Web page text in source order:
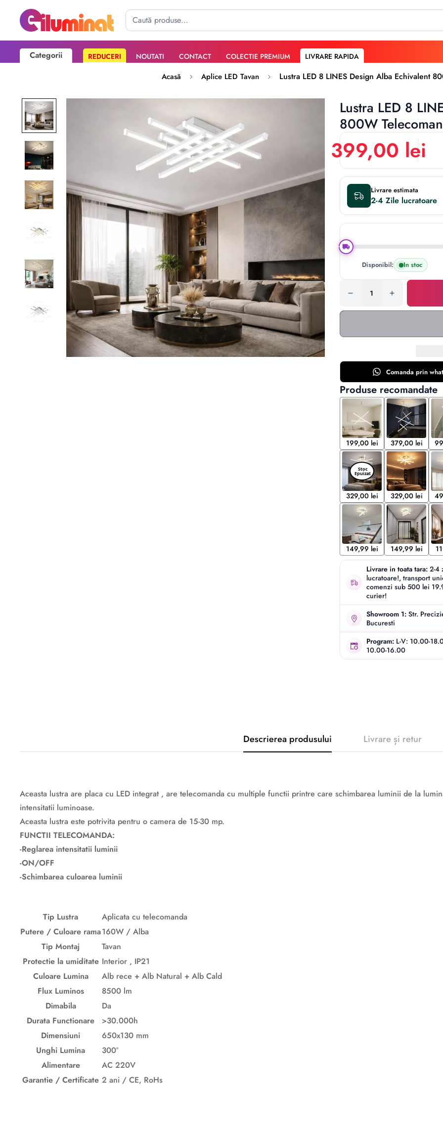
Categorii REDUCERI NOUTATI CONTACT COLECTIE PREMIUM LIVRARE RAPIDA
Acasă Aplice LED Tavan Lustra LED 8 LINES Design Alba Echivalent
Lustra LED 8
800W
399,00 lei
Livrare estimata
2-4 Zile
Disponibil: In stoc
Comanda prin
Produse recomandate
199,00 lei 379,00 lei
329,00 lei 329,00 lei
149,99 lei 149,99 lei
Livrare in toata tara: 2-4
lucratoare!, transport
comenzi sub 500 lei
curier!
Showroom 1: Str.
Bucuresti
Program: L-V: 10.00-
10.00-16.00
Descrierea produsului Livrare și retur
Aceasta lustra are placa cu LED integrat , are telecomanda cu multiple functii printre care schimbarea luminii de la
intensitatii luminoase.
Aceasta lustra este potrivita pentru o camera de 15-30 mp.
FUNCTII TELECOMANDA:
-Reglarea intensitatii luminii
-ON/OFF
-Schimbarea culoarea luminii
Tip Lustra
Aplicata cu telecomanda
Putere / Culoare rama160W / Alba
Tip Montaj
Tavan
Protectie la umiditate Interior , IP21
Culoare Lumina
Alb rece + Alb Natural + Alb Cald
Flux Luminos
8500 lm
Dimabila
Da
Durata Functionare
>30.000h
Dimensiuni
650x130 mm
Unghi Lumina
300°
Alimentare
AC 220V
Garantie / Certificate 2 ani / CE, RoHs